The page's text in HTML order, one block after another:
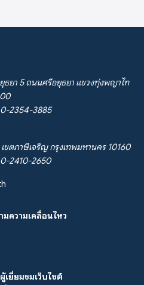
ยา 5 ถนนศรีอยุธยา แขวงทุ่งพญาไท
2354-3885
ขตภาษีเจริญ กรุงเทพมหานคร 10160
2410-2650
ความเคลื่อนไหว
เยี่ยมชมเว็บไซต์